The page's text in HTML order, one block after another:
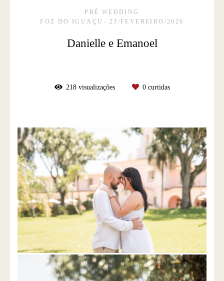
PRÉ WEDDING
FOZ DO IGUAÇU
23/FEVEREIRO/2026
Danielle e Emanoel
218visualizações 0curtidas